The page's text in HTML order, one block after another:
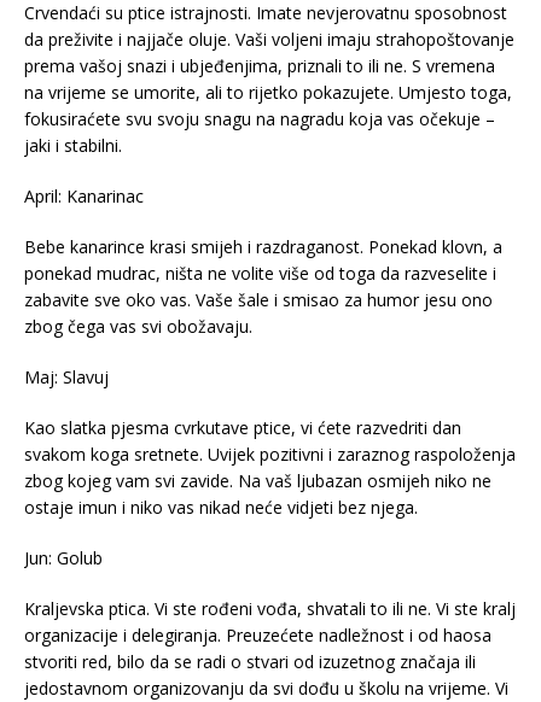
Crvendaći su ptice istrajnosti. Imate nevjerovatnu sposobnost
da preživite i najjače oluje. Vaši voljeni imaju strahopoštovanje
prema vašoj snazi i ubjeđenjima, priznali to ili ne. S vremena
na vrijeme se umorite, ali to rijetko pokazujete. Umjesto toga,
fokusiraćete svu svoju snagu na nagradu koja vas očekuje –
jaki i stabilni.
April: Kanarinac
Bebe kanarince krasi smijeh i razdraganost. Ponekad klovn, a
ponekad mudrac, ništa ne volite više od toga da razveselite i
zabavite sve oko vas. Vaše šale i smisao za humor jesu ono
zbog čega vas svi obožavaju.
Maj: Slavuj
Kao slatka pjesma cvrkutave ptice, vi ćete razvedriti dan
svakom koga sretnete. Uvijek pozitivni i zaraznog raspoloženja
zbog kojeg vam svi zavide. Na vaš ljubazan osmijeh niko ne
ostaje imun i niko vas nikad neće vidjeti bez njega.
Jun: Golub
Kraljevska ptica. Vi ste rođeni vođa, shvatali to ili ne. Vi ste kralj
organizacije i delegiranja. Preuzećete nadležnost i od haosa
stvoriti red, bilo da se radi o stvari od izuzetnog značaja ili
jedostavnom organizovanju da svi dođu u školu na vrijeme. Vi